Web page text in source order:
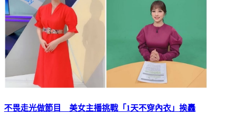
不畏走光做節目 美女主播挑戰「1天不穿內衣」挨轟